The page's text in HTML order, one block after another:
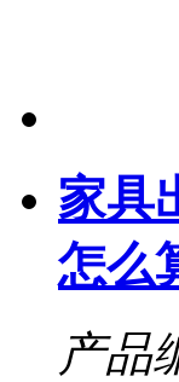
家具
怎么
产品